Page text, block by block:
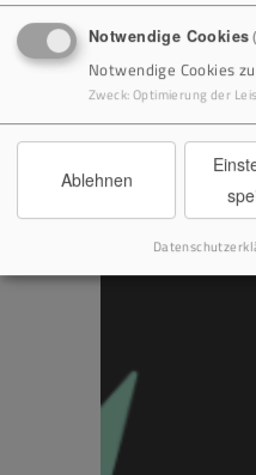
Notwendige Cookies
Notwendige Cookies
Zweck:Optimierung der
Ablehnen